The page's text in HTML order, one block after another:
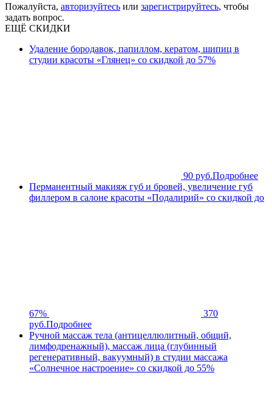
Пожалуйста, авторизуйтесь или зарегистрируйтесь, чтобы
задать вопрос.
ЕЩЁ СКИДКИ
Удаление бородавок, папиллом, кератом, шипиц в
студии красоты «Глянец» со скидкой до 57%
90 руб.Подробнее
Перманентный макияж губ и бровей, увеличение губ
филлером в салоне красоты «Подалирий» со скидкой до
67%
370
руб.Подробнее
Ручной массаж тела (антицеллюлитный, общий,
лимфодренажный), массаж лица (глубинный
регенеративный, вакуумный) в студии массажа
«Солнечное настроение» со скидкой до 55%